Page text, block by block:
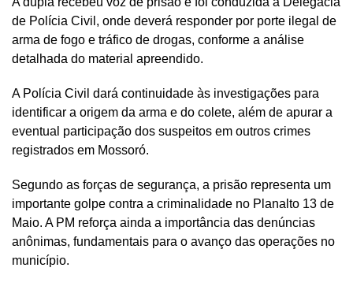
de Polícia Civil, onde deverá responder por porte ilegal de
arma de fogo e tráfico de drogas, conforme a análise
detalhada do material apreendido.
A Polícia Civil dará continuidade às investigações para
identificar a origem da arma e do colete, além de apurar a
eventual participação dos suspeitos em outros crimes
registrados em Mossoró.
Segundo as forças de segurança, a prisão representa um
importante golpe contra a criminalidade no Planalto 13 de
Maio. A PM reforça ainda a importância das denúncias
anônimas, fundamentais para o avanço das operações no
município.